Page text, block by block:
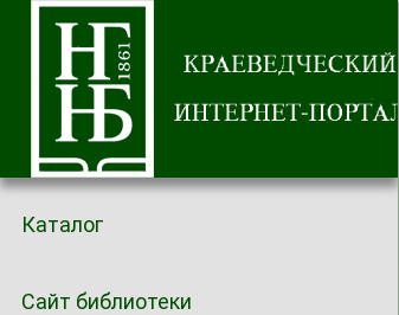
Каталог
Сайт библиотеки